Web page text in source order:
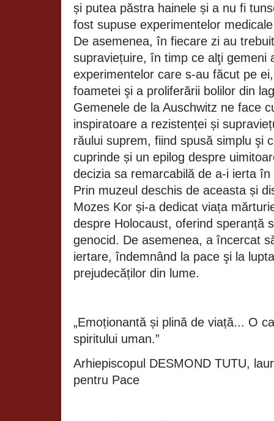
și putea păstra hainele și a nu fi
fost supuse experimentelor
De asemenea, în fiecare zi au
supraviețuire, în timp ce alţi gemeni
experimentelor care s-au făcut pe
foametei şi a proliferării bolilor din
Gemenele de la Auschwitz ne face
inspiratoare a rezistenței și
răului suprem, fiind spusă simplu şi
cuprinde și un epilog despre
decizia sa remarcabilă de a-i ierta
Prin muzeul deschis de aceasta și
Mozes Kor și-a dedicat viața
despre Holocaust, oferind speranță
genocid. De asemenea, a încercat
iertare, îndemnând la pace şi la
prejudecăților din lume.
„Emoționantă și plină de viață... O
spiritului uman.”
Arhiepiscopul DESMOND TUTU,
pentru Pace